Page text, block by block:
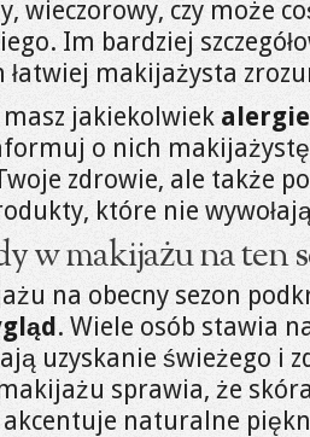
wieczorowy, czy może
Im bardziej
łatwiej makijażysta
jakiekolwiek
o nich
zdrowie, ale także
które nie
w makijażu na ten
na obecny sezon
. Wiele osób stawia
uzyskanie świeżego i
sprawia, że
akcentuje naturalne